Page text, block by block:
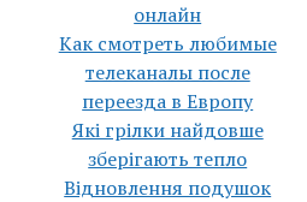
онлайн
Как смотреть любимые
телеканалы после
переезда в Европу
Які грілки найдовше
зберігають тепло
Відновлення подушок